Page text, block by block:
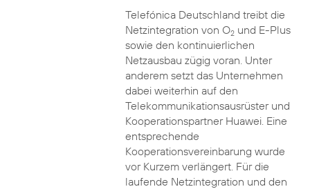
Telefónica Deutschland treibt die
Netzintegration von O2und E-Plus
sowie den kontinuierlichen
Netzausbau zügig voran. Unter
anderem setzt das Unternehmen
dabei weiterhin auf den
Telekommunikationsausrüster und
Kooperationspartner Huawei. Eine
entsprechende
Kooperationsvereinbarung wurde
vor Kurzem verlängert. Für die
laufende Netzintegration und den